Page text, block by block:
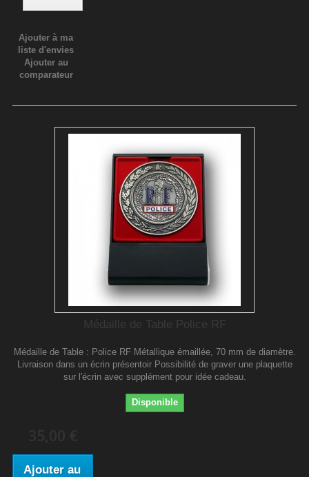
Ajouter à ma
liste d'envies
Ajouter au
comparateur
Médaille de Table Police RF
Médaille de Table : Police RF Métallique émaillée, 70 mm de diamètre.
Livraison dans un écrin présentoir Possibilité de graver une plaquette
sur l'écrin avec supplément pour idée cadeau.
Disponible
Ajouter au